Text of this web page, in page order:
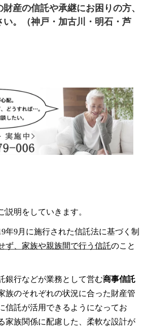
産の信託や承継にお困りの方、
。（神戸・加古川・明石・芦
説明をしていきます。
年9月に施行された信託法に基づく制
ず、家族や親族間で行う信託のこと
銀行などが業務として営む商事信託
族のそれぞれの状況に合った財産管
信託が活用できるようになってお
家族関係に配慮した、柔軟な設計が